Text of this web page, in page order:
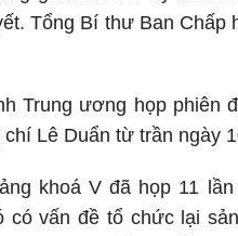
Tổng Bí thư Ban
Trung ương họp
Lê Duẩn từ trần ngày
khoá V đã họp 11
vấn đề tổ chức lại